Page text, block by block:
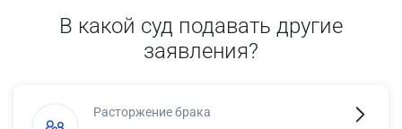
В какой суд подавать другие
заявления?
Расторжение брака